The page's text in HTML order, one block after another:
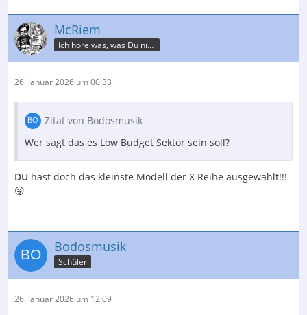
McRiem
Ich höre was, was Du nicht misst.
26. Januar 2026 um 00:33
Zitat von Bodosmusik
Wer sagt das es Low Budget Sektor sein soll?
DU hast doch das kleinste Modell der X Reihe ausgewählt!!!
😜
Bodosmusik
Schüler
26. Januar 2026 um 12:09